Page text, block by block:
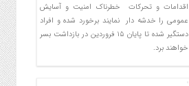
اقدامات و تحرکات خطرناک امنیت و آسایش
عمومی را خدشه دار نمایند برخورد شده و افراد
دستگیر شده تا پایان ۱۵ فروردین در بازداشت بسر
خواهند برد.